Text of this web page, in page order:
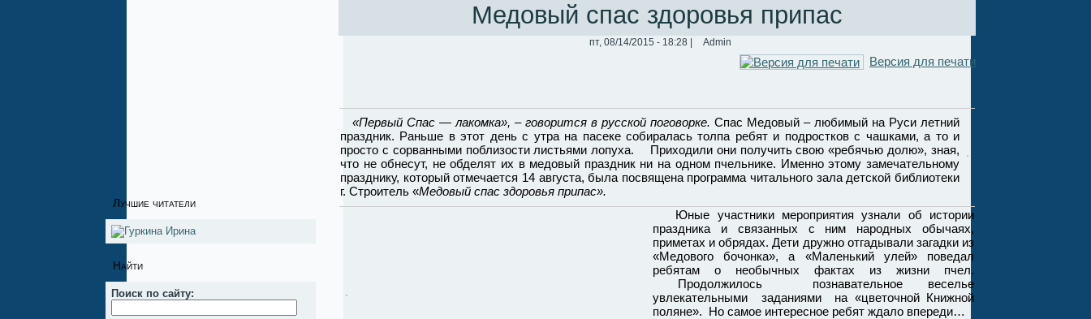
Лучшие читатели
Найти
Поиск по сайту:
Медовый спас здоровья припас
пт, 08/14/2015 - 18:28 | Admin
Версия для печати
«Первый Спас — лакомка», – говорится в русской поговорке. Спас Медовый – любимый на Руси летний
праздник. Раньше в этот день с утра на пасеке собиралась толпа ребят и подростков с чашками, а то и
просто с сорванными поблизости листьями лопуха. Приходили они получить свою «ребячью долю», зная,
что не обнесут, не обделят их в медовый праздник ни на одном пчельнике. Именно этому замечательному
празднику, который отмечается 14 августа, была посвящена программа читального зала детской библиотеки
г. Строитель «Медовый спас здоровья припас».
Юные участники мероприятия узнали об истории
праздника и связанных с ним народных обычаях,
приметах и обрядах. Дети дружно отгадывали загадки из
«Медового бочонка», а «Маленький улей» поведал
ребятам о необычных фактах из жизни пчел.
Продолжилось познавательное веселье
увлекательными заданиями на «цветочной Книжной
поляне». Но самое интересное ребят ждало впереди…